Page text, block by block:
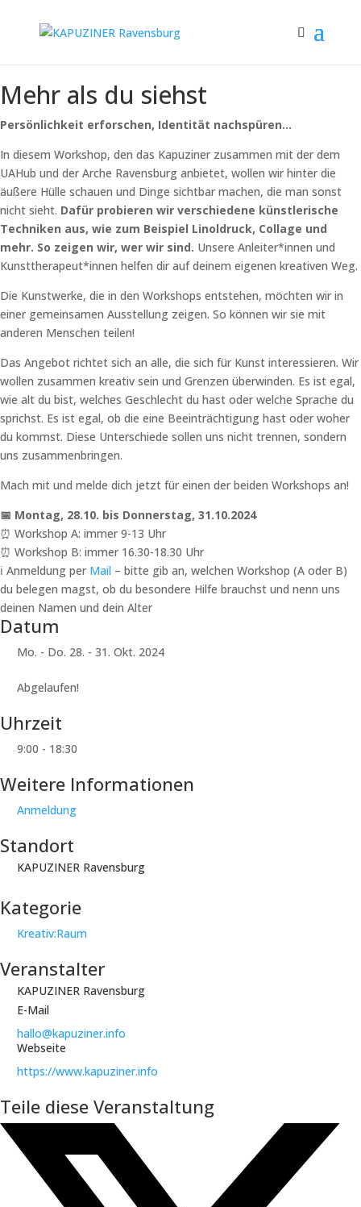
Mehr als du siehst
Persönlichkeit erforschen, Identität nachspüren…
In diesem Workshop, den das Kapuziner zusammen mit der dem
UAHub und der Arche Ravensburg anbietet, wollen wir hinter die
äußere Hülle schauen und Dinge sichtbar machen, die man sonst
nicht sieht. Dafür probieren wir verschiedene künstlerische
Techniken aus, wie zum Beispiel Linoldruck, Collage und
mehr. So zeigen wir, wer wir sind. Unsere Anleiter*innen und
Kunsttherapeut*innen helfen dir auf deinem eigenen kreativen Weg.
Die Kunstwerke, die in den Workshops entstehen, möchten wir in
einer gemeinsamen Ausstellung zeigen. So können wir sie mit
anderen Menschen teilen!
Das Angebot richtet sich an alle, die sich für Kunst interessieren. Wir
wollen zusammen kreativ sein und Grenzen überwinden. Es ist egal,
wie alt du bist, welches Geschlecht du hast oder welche Sprache du
sprichst. Es ist egal, ob die eine Beeinträchtigung hast oder woher
du kommst. Diese Unterschiede sollen uns nicht trennen, sondern
uns zusammenbringen.
Mach mit und melde dich jetzt für einen der beiden Workshops an!
📅 Montag, 28.10. bis Donnerstag, 31.10.2024
⏰ Workshop A: immer 9-13 Uhr
⏰ Workshop B: immer 16.30-18.30 Uhr
ℹ Anmeldung per Mail – bitte gib an, welchen Workshop (A oder B)
du belegen magst, ob du besondere Hilfe brauchst und nenn uns
deinen Namen und dein Alter
Datum
Mo. - Do. 28. - 31. Okt. 2024
Abgelaufen!
Uhrzeit
9:00 - 18:30
Weitere Informationen
Anmeldung
Standort
KAPUZINER Ravensburg
Kategorie
Kreativ:Raum
Veranstalter
KAPUZINER Ravensburg
E-Mail
hallo@kapuziner.info
Webseite
https://www.kapuziner.info
Teile diese Veranstaltung